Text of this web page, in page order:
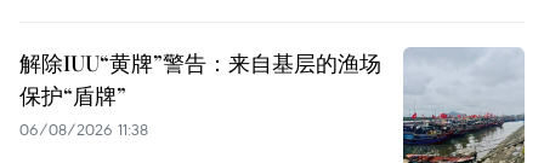
解除IUU“黄牌”警告：来自基层的渔场
保护“盾牌”
06/08/2026 11:38